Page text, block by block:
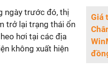
Giá
ngày trước đó, thị
trở lại trạng thái ổn
hơi tại các địa
không xuất hiện